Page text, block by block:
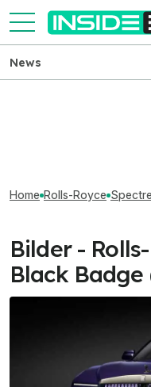
News
Home Rolls-Royce Spectre
Bilder -
Black Badge